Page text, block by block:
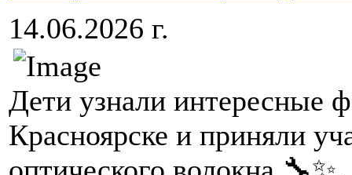
14.06.2026 г.
Дети узнали интересные
Красноярске и приняли